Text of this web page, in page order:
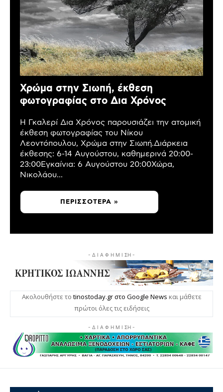
Χρώμα στην Σιωπή, έκθεση
φωτογραφίας στο Δια Χρόνος
Η Γκαλερί Δια Χρόνος παρουσιάζει την ατομική
έκθεση φωτογραφίας του Νίκου
Λεοντόπουλου, Χρώμα στην Σιωπή.Διάρκεια
έκθεσης: 6-14 Αυγούστου, καθημερινά 20:00-
23:00Εγκαίνια: 6 Αυγούστου 20:00Χώρα,
Νικολάου...
ΠΕΡΙΣΣΌΤΕΡΑ »
- Δ Ι Α Φ Η Μ Ι ΣΗ -
Ακολουθήστε το tinostoday.gr στο Google News και μάθετε
πρώτοι όλες τις ειδήσεις
- Δ Ι Α Φ Η Μ Ι ΣΗ -